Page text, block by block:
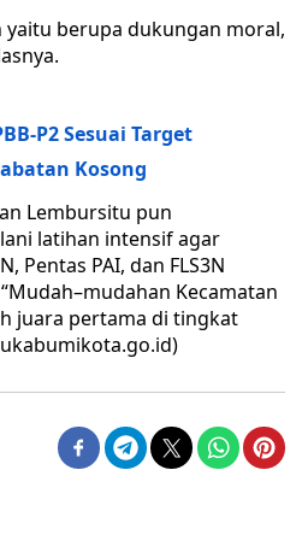
yaitu berupa dukungan moral,
P2 Sesuai Target
Kosong
Lembursitu pun
latihan intensif agar
Pentas PAI, dan FLS3N
Kecamatan
juara pertama di tingkat